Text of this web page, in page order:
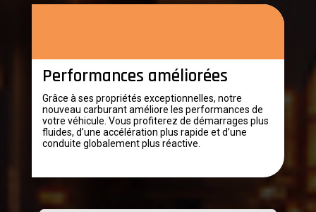
Performances améliorées
Grâce à ses propriétés exceptionnelles, notre
nouveau carburant améliore les performances de
votre véhicule. Vous profiterez de démarrages plus
fluides, d’une accélération plus rapide et d’une
conduite globalement plus réactive.